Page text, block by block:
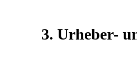
3. Urheber-